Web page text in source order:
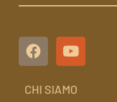
CHI SIAMO